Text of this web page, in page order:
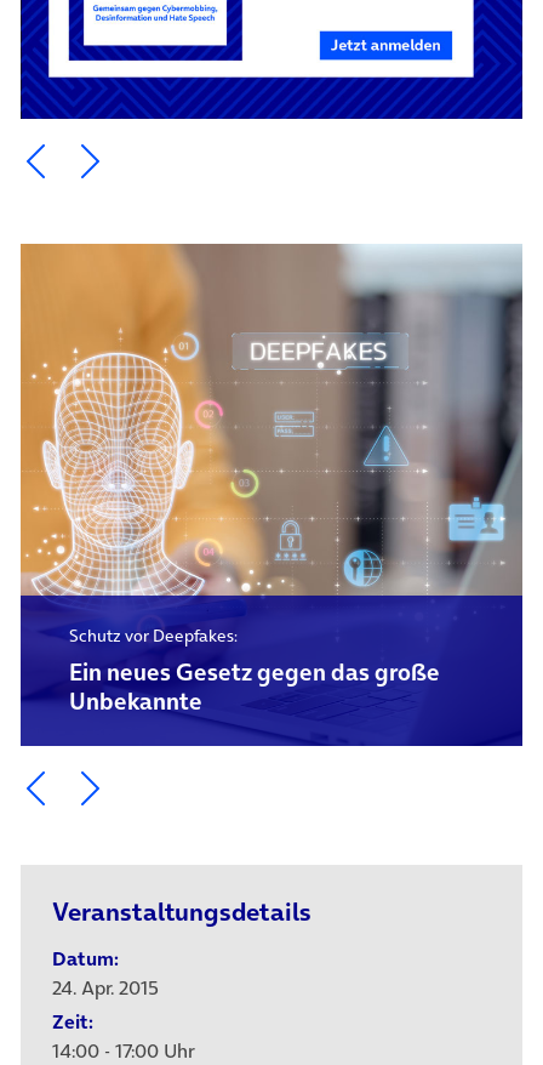
Ein Element zurück blättern
Ein Element weiter blättern
Schutz vor Deepfakes:
Ein neues Gesetz gegen das große
Unbekannte
Ein Element zurück blättern
Ein Element weiter blättern
Veranstaltungsdetails
Datum:
24. Apr. 2015
Zeit:
14:00 - 17:00 Uhr